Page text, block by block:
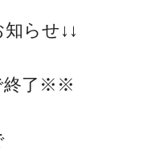
らせ↓↓
終了※※